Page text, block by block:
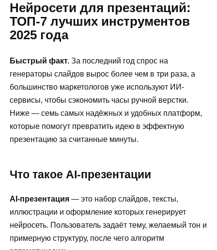
Нейросети для презентаций:
ТОП-7 лучших инструментов
2025 года
Быстрый факт. За последний год спрос на
генераторы слайдов вырос более чем в три раза, а
большинство маркетологов уже используют ИИ-
сервисы, чтобы сэкономить часы ручной верстки.
Ниже — семь самых надёжных и удобных платформ,
которые помогут превратить идею в эффектную
презентацию за считанные минуты.
Что такое AI-презентации
AI-презентация — это набор слайдов, тексты,
иллюстрации и оформление которых генерирует
нейросеть. Пользователь задаёт тему, желаемый тон и
примерную структуру, после чего алгоритм